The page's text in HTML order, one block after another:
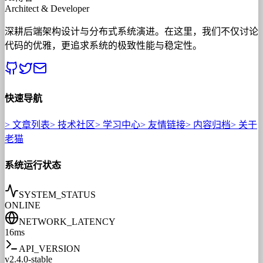
Architect & Developer
深耕后端架构设计与分布式系统演进。在这里，我们不仅讨论
代码的优雅，更追求系统的极致性能与稳定性。
快速导航
> 文章列表> 技术社区> 学习中心> 友情链接> 内容归档> 关于
老猫
系统运行状态
SYSTEM_STATUS
ONLINE
NETWORK_LATENCY
16ms
API_VERSION
v2.4.0-stable